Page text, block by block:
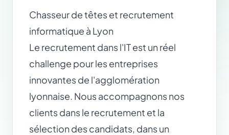
Chasseur de têtes et recrutement
informatique à Lyon
Le recrutement dans l'IT est un réel
challenge pour les entreprises
innovantes de l'agglomération
lyonnaise. Nous accompagnons nos
clients dans le recrutement et la
sélection des candidats, dans un